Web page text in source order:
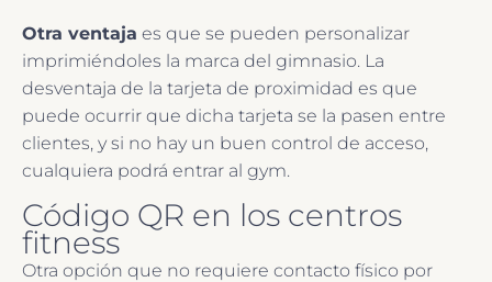
Otra ventaja es que se pueden personalizar
imprimiéndoles la marca del gimnasio. La
desventaja de la tarjeta de proximidad es que
puede ocurrir que dicha tarjeta se la pasen entre
clientes, y si no hay un buen control de acceso,
cualquiera podrá entrar al gym.
Código QR en los centros
fitness
Otra opción que no requiere contacto físico por